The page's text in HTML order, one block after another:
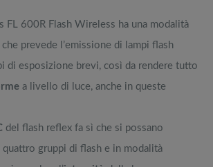
FL 600R Flash Wireless ha una modalità
che prevede l’emissione di lampi flash
di esposizione brevi, così da rendere tutto
a livello di luce, anche in queste
del flash reflex fa sì che si possano
gruppi di flash e in modalità